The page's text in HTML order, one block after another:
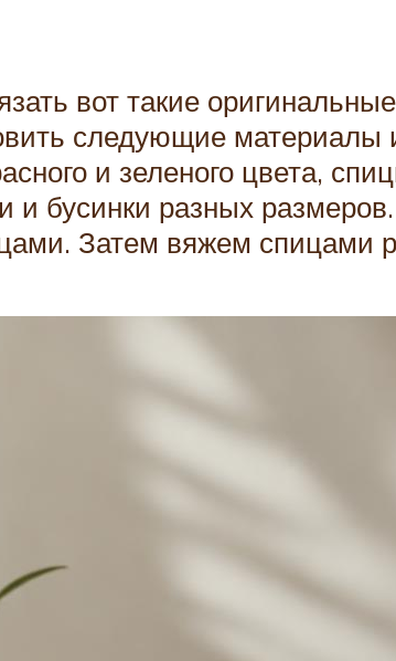
вот такие
следующие
и зеленого цвета,
и бусинки разных
Затем вяжем спицами